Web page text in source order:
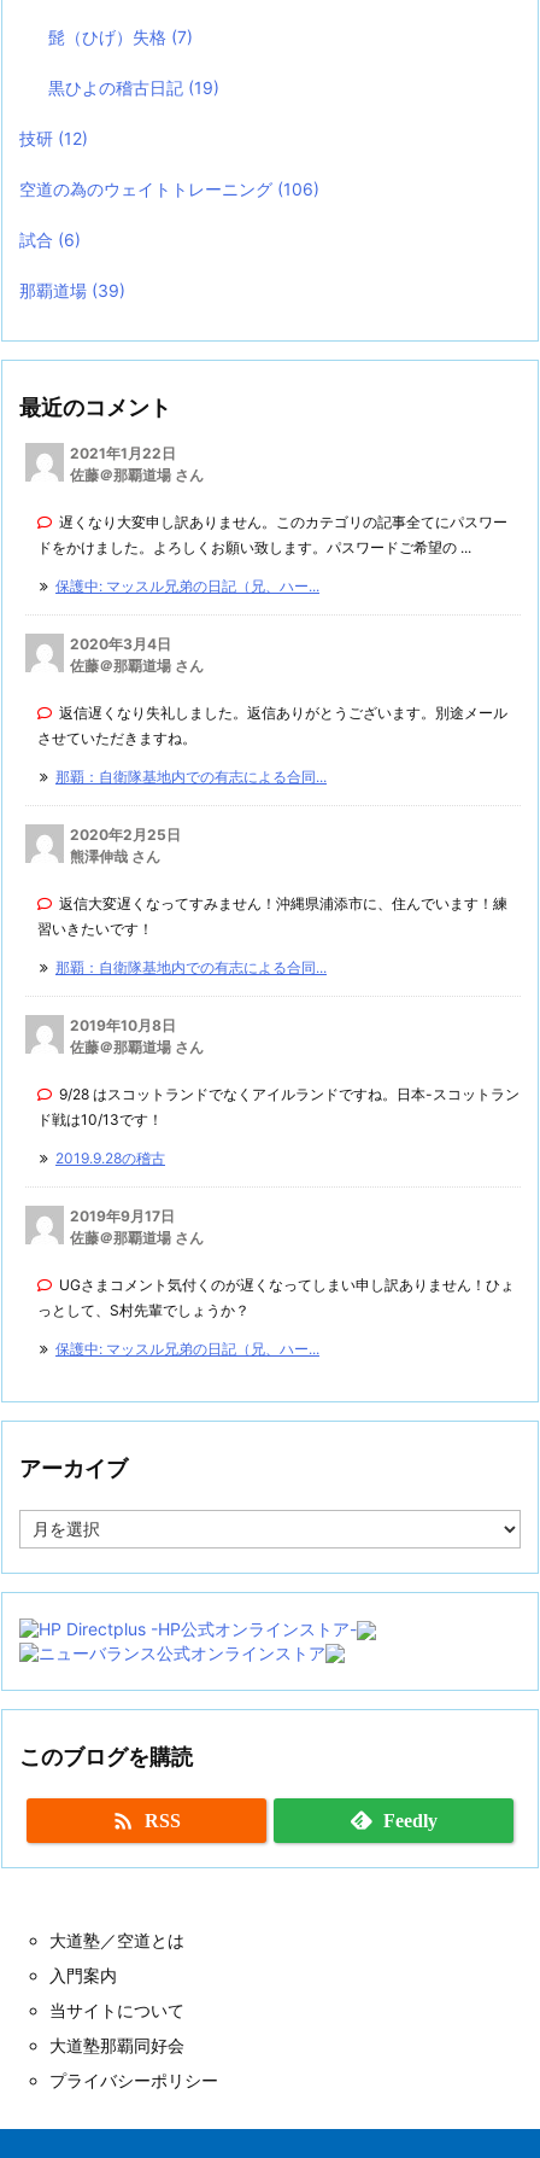
髭（ひげ）失格 (7)
黒ひよの稽古日記 (19)
技研 (12)
空道の為のウェイトトレーニング (106)
試合 (6)
那覇道場 (39)
最近のコメント
2021年1月22日
佐藤＠那覇道場 さん
遅くなり大変申し訳ありません。このカテゴリの記事全てにパスワー
ドをかけました。よろしくお願い致します。パスワードご希望の ...
保護中: マッスル兄弟の日記（兄、ハー...
2020年3月4日
佐藤＠那覇道場 さん
返信遅くなり失礼しました。返信ありがとうございます。別途メール
させていただきますね。
那覇：自衛隊基地内での有志による合同...
2020年2月25日
熊澤伸哉 さん
返信大変遅くなってすみません！沖縄県浦添市に、住んでいます！練
習いきたいです！
那覇：自衛隊基地内での有志による合同...
2019年10月8日
佐藤＠那覇道場 さん
9/28 はスコットランドでなくアイルランドですね。日本-スコットラン
ド戦は10/13です！
2019.9.28の稽古
2019年9月17日
佐藤＠那覇道場 さん
UGさまコメント気付くのが遅くなってしまい申し訳ありません！ひょ
っとして、S村先輩でしょうか？
保護中: マッスル兄弟の日記（兄、ハー...
アーカイブ
ー
イ
このブログを購読
 RSS Feedly
大道塾／空道とは
入門案内
当サイトについて
大道塾那覇同好会
プライバシーポリシー